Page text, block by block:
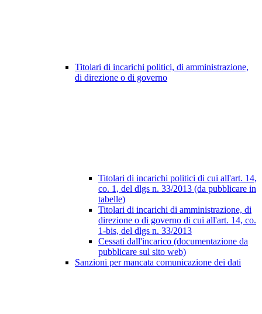
Titolari di incarichi politici, di amministrazione,
di direzione o di governo
Titolari di incarichi politici di cui all'art. 14,
co. 1, del dlgs n. 33/2013 (da pubblicare in
tabelle)
Titolari di incarichi di amministrazione, di
direzione o di governo di cui all'art. 14, co.
1-bis, del dlgs n. 33/2013
Cessati dall'incarico (documentazione da
pubblicare sul sito web)
Sanzioni per mancata comunicazione dei dati